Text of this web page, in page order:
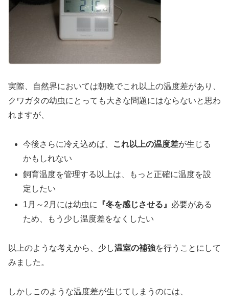
実際、自然界においては朝晩でこれ以上の温度差があり、
クワガタの幼虫にとっても大きな問題にはならないと思わ
れますが、
今後さらに冷え込めば、 これ以上の温度差が生じる
かもしれない
飼育温度を管理する以上は、もっと正確に温度を設
定したい
1月～2月には幼虫に
『冬を感じさせる』 必要がある
ため、もう少し温度差をなくしたい
以上のような考えから、少し温室の補強を行うことにして
みました。
しかしこのような温度差が生じてしまうのには、